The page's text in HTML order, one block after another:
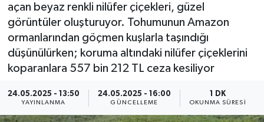
açan beyaz renkli nilüfer çiçekleri, güzel
görüntüler oluşturuyor. Tohumunun Amazon
ormanlarından göçmen kuşlarla taşındığı
düşünülürken; koruma altındaki nilüfer çiçeklerini
koparanlara 557 bin 212 TL ceza kesiliyor
24.05.2025 - 13:50
YAYINLANMA
24.05.2025 - 16:00
GÜNCELLEME
1 DK
OKUNMA SÜRESI
KÜLTÜR - SANAT
SPOR
SİYASET
SAĞLIK
Tüm Manşetler
Son Dakika Haberleri
Haber Arşivi